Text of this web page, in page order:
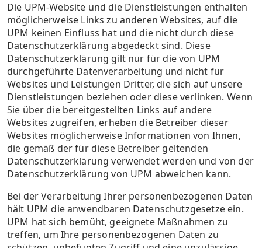
Die UPM-Website und die Dienstleistungen enthalten
möglicherweise Links zu anderen Websites, auf die
UPM keinen Einfluss hat und die nicht durch diese
Datenschutzerklärung abgedeckt sind. Diese
Datenschutzerklärung gilt nur für die von UPM
durchgeführte Datenverarbeitung und nicht für
Websites und Leistungen Dritter, die sich auf unsere
Dienstleistungen beziehen oder diese verlinken. Wenn
Sie über die bereitgestellten Links auf andere
Websites zugreifen, erheben die Betreiber dieser
Websites möglicherweise Informationen von Ihnen,
die gemäß der für diese Betreiber geltenden
Datenschutzerklärung verwendet werden und von der
Datenschutzerklärung von UPM abweichen kann.
Bei der Verarbeitung Ihrer personenbezogenen Daten
hält UPM die anwendbaren Datenschutzgesetze ein.
UPM hat sich bemüht, geeignete Maßnahmen zu
treffen, um Ihre personenbezogenen Daten zu